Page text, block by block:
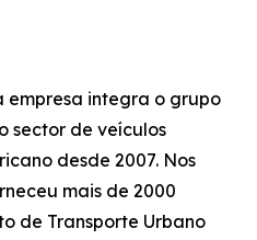
empresa integra o grupo
sector de veículos
desde 2007. Nos
mais de 2000
de Transporte Urbano